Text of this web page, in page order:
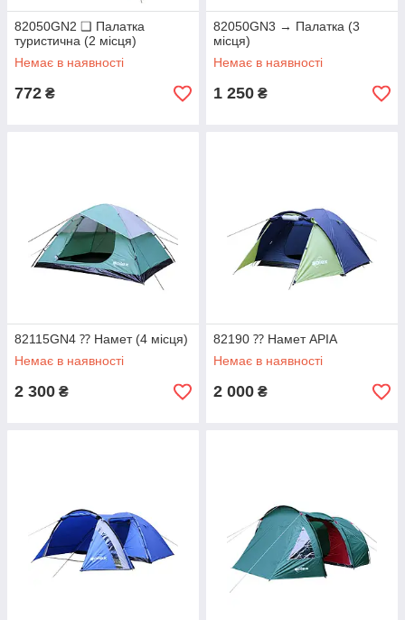
82050GN2 ❑ Палатка
туристична (2 місця)
Немає в наявності
772 ₴
82050GN3 → Палатка (3
місця)
Немає в наявності
1 250 ₴
82115GN4 ⁇ Намет (4 місця)
Немає в наявності
2 300 ₴
82190 ⁇ Намет APIA
Немає в наявності
2 000 ₴